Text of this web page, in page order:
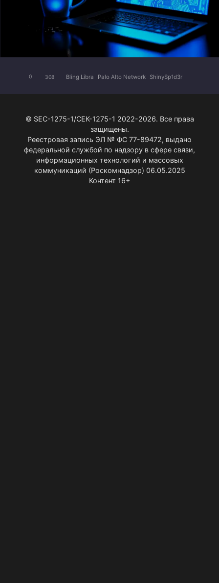
0 308 Bling Libra Palo Alto Network ShinySp1d3r
© SEC-1275-1/СЕК-1275-1 2022-2026. Все права
защищены.
Реестровая запись ЭЛ № ФС 77-89472, выдано
федеральной службой по надзору в сфере связи,
информационных технологий и массовых
коммуникаций (Роскомнадзор) 06.05.2025
Контент 16+